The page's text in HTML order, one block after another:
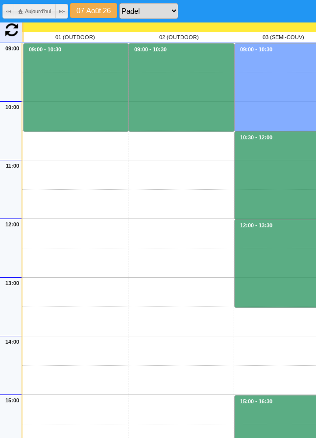
Aujourd'hui
01 (OUTDOOR)
02 (OUTDOOR) 03 (SEMI-COUV)
09:00
10:00
11:00
12:00
13:00
14:00
15:00
09:00 - 10:30 09:00 - 10:30 09:00 - 10:30
10:30 - 12:00
12:00 - 13:30
15:00 - 16:30